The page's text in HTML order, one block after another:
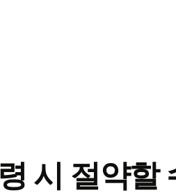
시 절약할